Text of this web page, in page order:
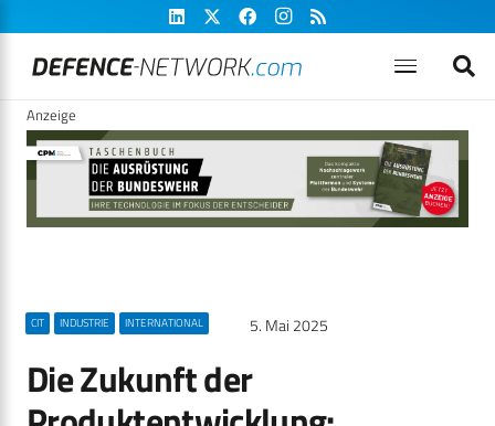
Anzeige
CIT INDUSTRIE INTERNATIONAL 5. Mai 2025
Die Zukunft der